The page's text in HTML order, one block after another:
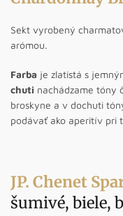
Sekt vyrobený
arómou.
Farba je zlatistá s
chuti nachádzame tóny
broskyne a v dochuti
podávať ako aperitív pri
JP. Chenet
šumivé, biele,